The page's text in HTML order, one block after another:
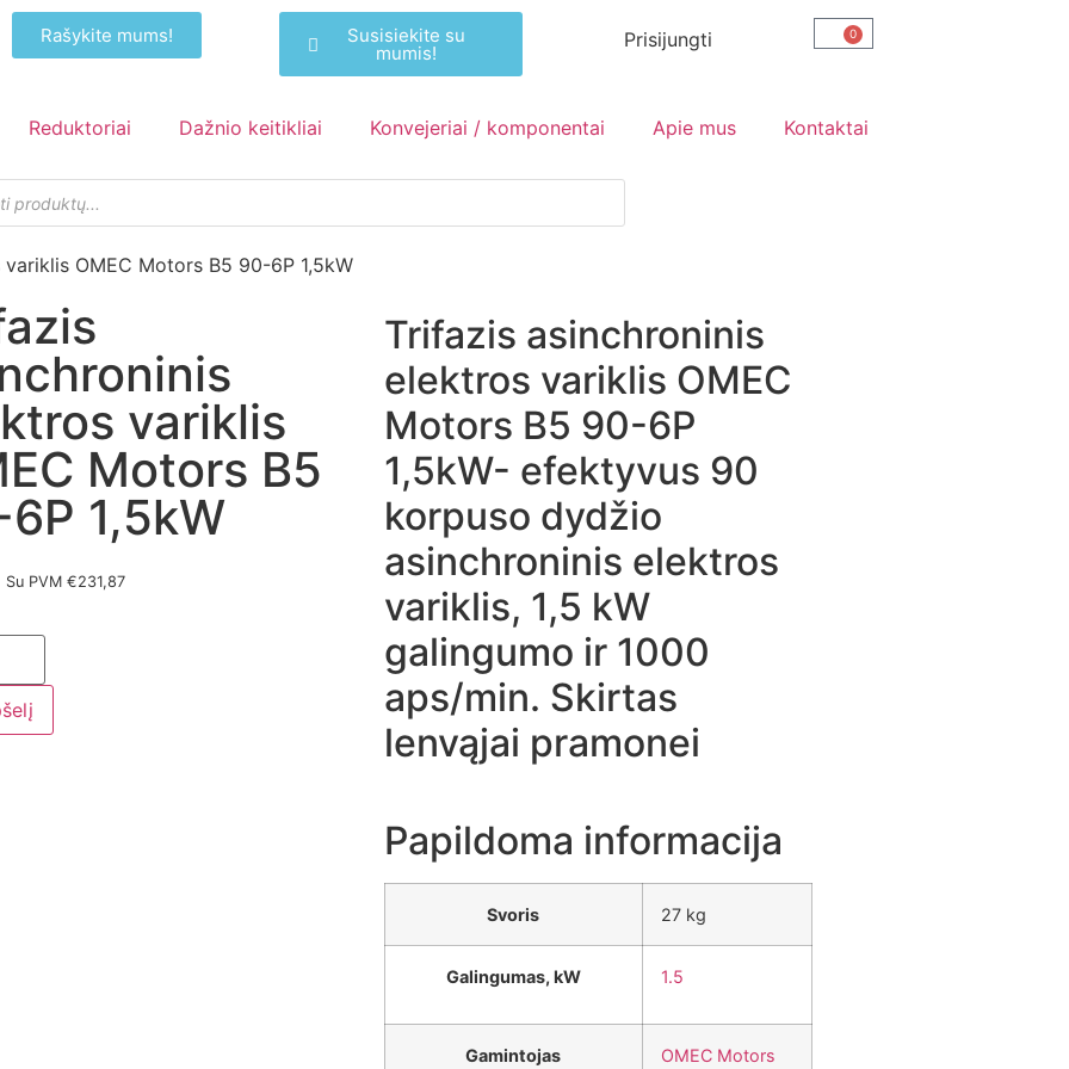
Rašykite mums! Susisiekite su
mumis!
Prisijungti 0
Reduktoriai Dažnio keitikliai Konvejeriai / komponentai Apie mus Kontaktai
OMEC Motors B5 90-6P 1,5kW
variklis
Motors B5
1,5kW
Su PVM €231,87
Trifazis asinchroninis
elektros variklis OMEC
Motors B5 90-6P
1,5kW- efektyvus 90
korpuso dydžio
asinchroninis elektros
variklis, 1,5 kW
galingumo ir 1000
aps/min. Skirtas
lenvąjai pramonei
Papildoma informacija
Svoris 27 kg
Galingumas, kW 1.5
Gamintojas OMEC Motors